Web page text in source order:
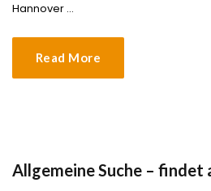
Hannover …
Read More
Allgemeine Suche – findet